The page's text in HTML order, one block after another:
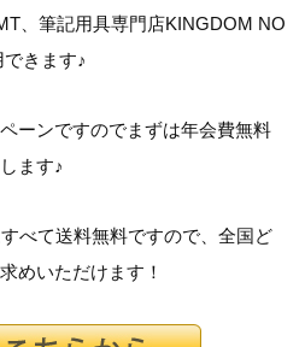
、筆記用具専門店KINGDOM NO
きます♪
ーンですのでまずは年会費無料
ます♪
べて送料無料ですので、全国ど
めいただけます！